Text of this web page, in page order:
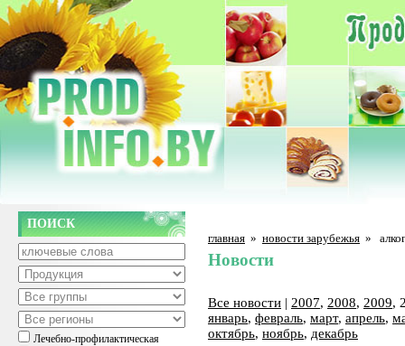
ПОИСК
Лечебно-профилактическая
главная » новости зарубежья »
Новости
Все новости | 2007, 2008, 2009,
январь, февраль, март, апрель,
октябрь, ноябрь, декабрь